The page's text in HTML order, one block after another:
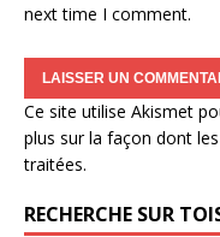
next time I comment.
Ce site utilise Akismet
plus sur la façon dont
traitées.
RECHERCHE SUR